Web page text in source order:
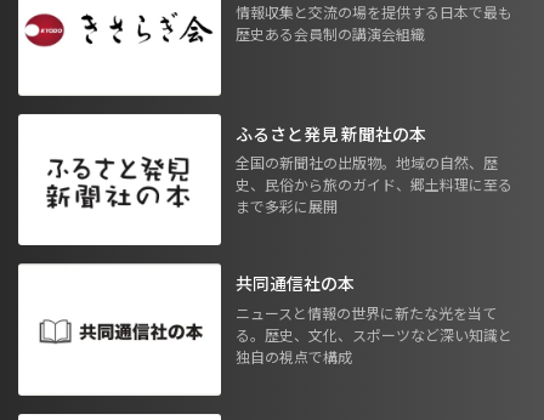
情報収集と交流の場を提供する日本で最も
歴史ある会員制の講演会組織
ふるさと発見 新聞社の本
全国の新聞社の出版物。地域の自然、歴
史、民俗から旅のガイド、郷土料理に至る
まで多彩に展開
共同通信社の本
ニュースと情報の世界に新たな光を当て
る。歴史、文化、スポーツなど深い知識と
独自の視点で構成